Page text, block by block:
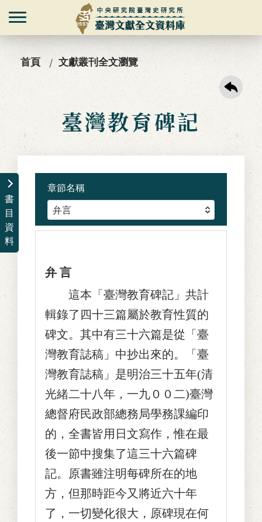
首頁 文獻叢刊全文瀏覽
臺灣教育碑記
書
目
資
料
章節名稱
弁 言
這本「臺灣教育碑記」共計
輯錄了四十三篇屬於教育性質的
碑文。其中有三十六篇是從「臺
灣教育誌稿」中抄出來的。「臺
灣教育誌稿」是明治三十五年(清
光緒二十八年，一九００二)臺灣
總督府民政部總務局學務課編印
的，全書皆用日文寫作，惟在最
後一節中搜集了這三十六篇碑
記。原書雖注明每碑所在的地
方，但那時距今又將近六十年
了，一切變化很大，原碑現在何